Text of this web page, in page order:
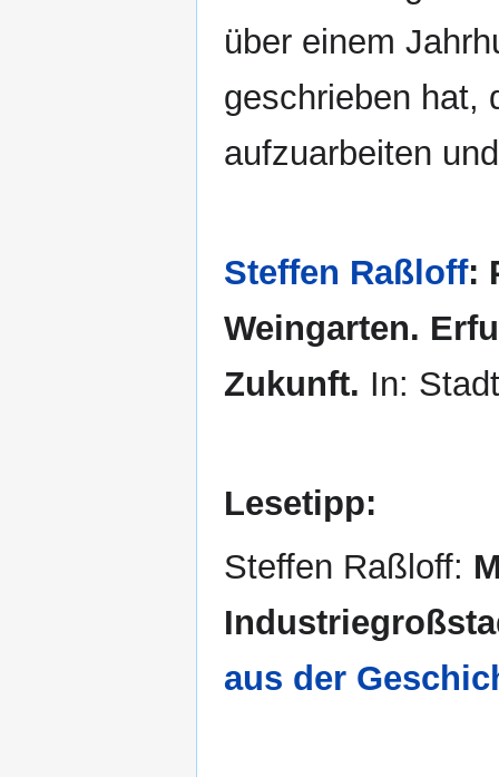
über einem
geschrieben hat,
aufzuarbeiten
Steffen Raßloff:
Weingarten.
Zukunft. In:
Lesetipp:
Steffen Raßloff:
aus der